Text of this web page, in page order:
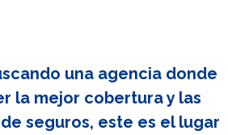
una agencia donde
la mejor cobertura y las
seguros, este es el lugar